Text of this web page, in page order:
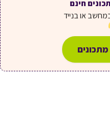
או בנייד